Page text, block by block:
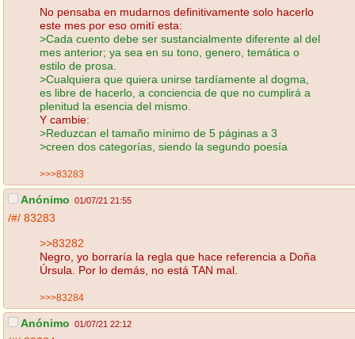
No pensaba en mudarnos definitivamente solo hacerlo
este mes por eso omití esta:
>Cada cuento debe ser sustancialmente diferente al del
mes anterior; ya sea en su tono, genero, temática o
estilo de prosa.
>Cualquiera que quiera unirse tardíamente al dogma,
es libre de hacerlo, a conciencia de que no cumplirá a
plenitud la esencia del mismo.
Y cambie:
>Reduzcan el tamaño mínimo de 5 páginas a 3
>creen dos categorías, siendo la segundo poesía
>>>83283
Anónimo 01/07/21 21:55
/#/ 83283
>>83282
Negro, yo borraría la regla que hace referencia a Doña
Úrsula. Por lo demás, no está TAN mal.
>>>83284
Anónimo 01/07/21 22:12